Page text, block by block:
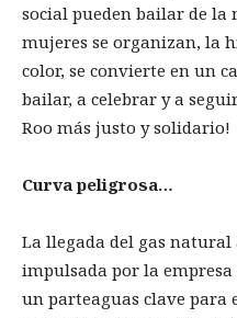
social pueden bailar de la
mujeres se organizan, la
color, se convierte en un
bailar, a celebrar y a
Roo más justo y solidario!
Curva peligrosa…
La llegada del gas
impulsada por la
un parteaguas clave para